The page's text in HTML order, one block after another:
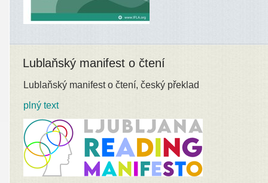
Lublaňský manifest o čtení
Lublaňský manifest o čtení, český překlad
plný text